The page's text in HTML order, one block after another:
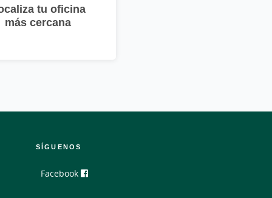
tu oficina
más cercana
SÍGUENOS
Facebook